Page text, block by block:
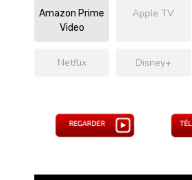
Amazon Prime
Video
Apple TV
Netflix Disney+